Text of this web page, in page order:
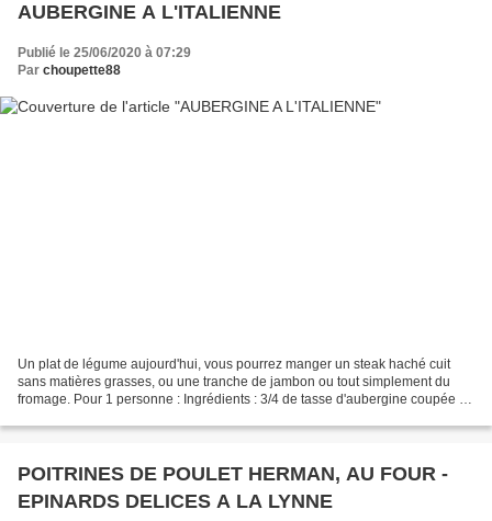
AUBERGINE A L'ITALIENNE
Publié le 25/06/2020 à 07:29
Par choupette88
Un plat de légume aujourd'hui, vous pourrez manger un steak haché cuit
sans matières grasses, ou une tranche de jambon ou tout simplement du
fromage. Pour 1 personne : Ingrédients : 3/4 de tasse d'aubergine coupée en
POITRINES DE POULET HERMAN, AU FOUR -
EPINARDS DELICES A LA LYNNE